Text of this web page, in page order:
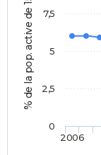
% de la pop. active de 15 - 64 ans
2006
0
2,5
5
7,5